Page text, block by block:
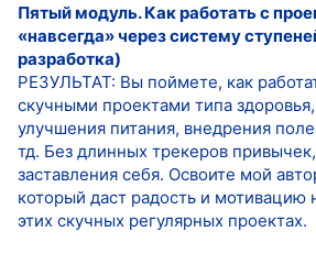
Пятый модуль. Как работать с
«навсегда» через систему
разработка)
РЕЗУЛЬТАТ: Вы поймете, как
скучными проектами типа
улучшения питания, внедрения
тд. Без длинных трекеров
заставления себя. Освоите мой
который даст радость и мотивацию
этих скучных регулярных проектах.